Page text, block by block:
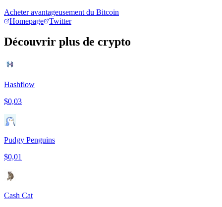
Acheter avantageusement du Bitcoin
Homepage
Twitter
Découvrir plus de crypto
Hashflow
$0,03
Pudgy Penguins
$0,01
Cash Cat